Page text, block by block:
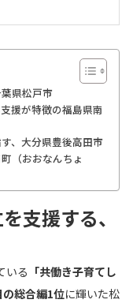
県松戸市
援が特徴の福島県南
、大分県豊後高田市
（おおなんちょ
支援する、
いる 「共働き子育てし
総合編1位に輝いた松